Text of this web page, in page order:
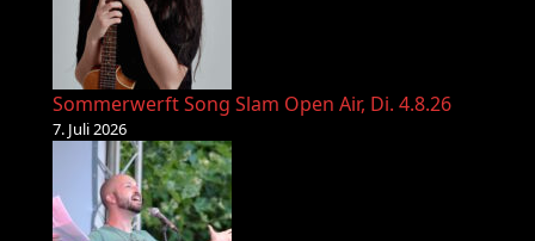
Sommerwerft Song Slam Open Air, Di. 4.8.26
7. Juli 2026